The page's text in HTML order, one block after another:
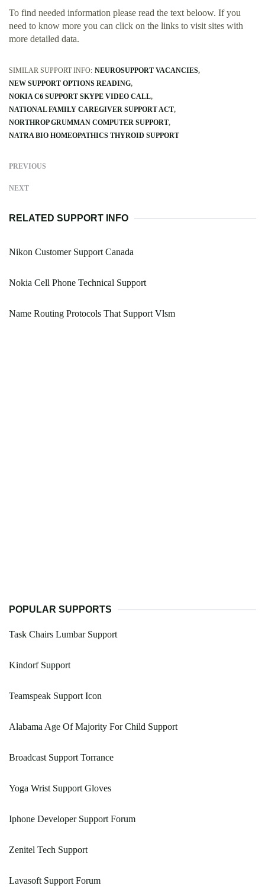
To find needed information please read the text beloow. If you
need to know more you can click on the links to visit sites with
more detailed data.
SIMILAR SUPPORT INFO: NEUROSUPPORT VACANCIES
NEW SUPPORT OPTIONS READING
NOKIA C6 SUPPORT SKYPE VIDEO CALL
NATIONAL FAMILY CAREGIVER SUPPORT ACT
NORTHROP GRUMMAN COMPUTER SUPPORT
NATRA BIO HOMEOPATHICS THYROID SUPPORT
PREVIOUS
NEXT
RELATED SUPPORT INFO
Nikon Customer Support Canada
Nokia Cell Phone Technical Support
Name Routing Protocols That Support Vlsm
POPULAR SUPPORTS
Task Chairs Lumbar Support
Kindorf Support
Teamspeak Support Icon
Alabama Age Of Majority For Child Support
Broadcast Support Torrance
Yoga Wrist Support Gloves
Iphone Developer Support Forum
Zenitel Tech Support
Lavasoft Support Forum